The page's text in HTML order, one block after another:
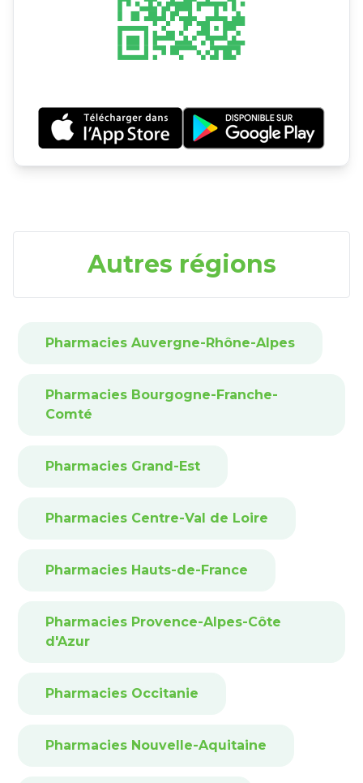
Autres régions
Pharmacies Auvergne-Rhône-Alpes
Pharmacies Bourgogne-Franche-
Comté
Pharmacies Grand-Est
Pharmacies Centre-Val de Loire
Pharmacies Hauts-de-France
Pharmacies Provence-Alpes-Côte
d'Azur
Pharmacies Occitanie
Pharmacies Nouvelle-Aquitaine